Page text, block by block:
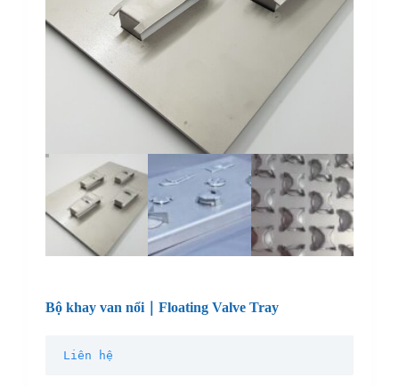
Bộ khay van nổi｜Floating Valve Tray
Liên hệ